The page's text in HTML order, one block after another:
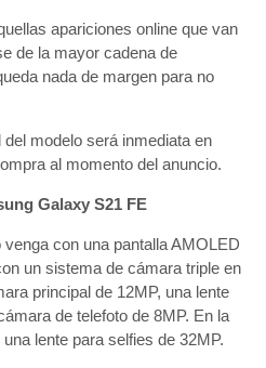
apariciones online que van
de la mayor cadena de
nada de margen para no
modelo será inmediata en
al momento del anuncio.
Galaxy S21 FE
con una pantalla AMOLED
un sistema de cámara triple en
principal de 12MP, una lente
de telefoto de 8MP. En la
lente para selfies de 32MP.